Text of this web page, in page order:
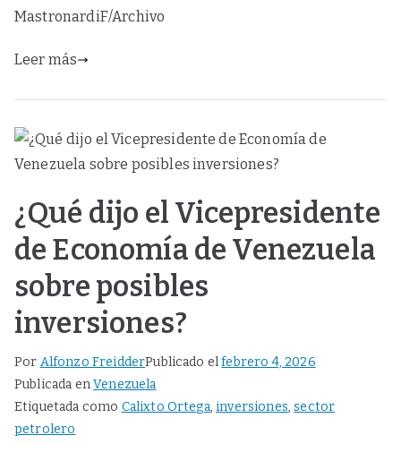
MastronardiF/Archivo
Leer más
¿Qué dijo el Vicepresidente
de Economía de Venezuela
sobre posibles
inversiones?
Por Alfonzo FreidderPublicado elfebrero 4, 2026
Publicada enVenezuela
Etiquetada como Calixto Ortega, inversiones,sector
petrolero